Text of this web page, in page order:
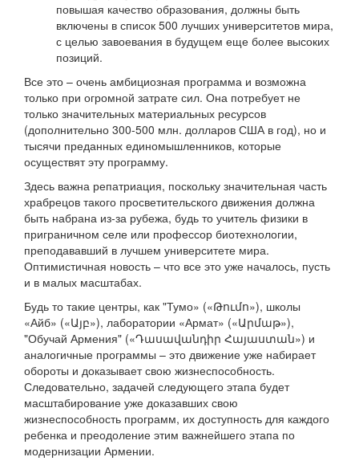
повышая качество образования, должны быть
включены в список 500 лучших университетов мира,
с целью завоевания в будущем еще более высоких
позиций.
Все это – очень амбициозная программа и возможна
только при огромной затрате сил. Она потребует не
только значительных материальных ресурсов
(дополнительно 300-500 млн. долларов США в год), но и
тысячи преданных единомышленников, которые
осуществят эту программу.
Здесь важна репатриация, поскольку значительная часть
храбрецов такого просветительского движения должна
быть набрана из-за рубежа, будь то учитель физики в
приграничном селе или профессор биотехнологии,
преподававший в лучшем университете мира.
Оптимистичная новость – что все это уже началось, пусть
и в малых масштабах.
Будь то такие центры, как "Тумо» («Թումո»), школы
«Айб» («Այբ»), лаборатории «Армат» («Արմաթ»),
"Обучай Армения" («Դասավանդիր Հայաստան») и
аналогичные программы – это движение уже набирает
обороты и доказывает свою жизнеспособность.
Следовательно, задачей следующего этапа будет
масштабирование уже доказавших свою
жизнеспособность программ, их доступность для каждого
ребенка и преодоление этим важнейшего этапа по
модернизации Армении.